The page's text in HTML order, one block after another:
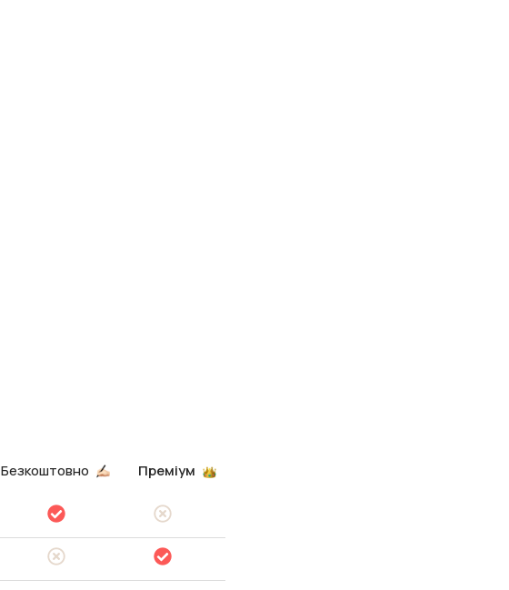
Безкоштовно Преміум